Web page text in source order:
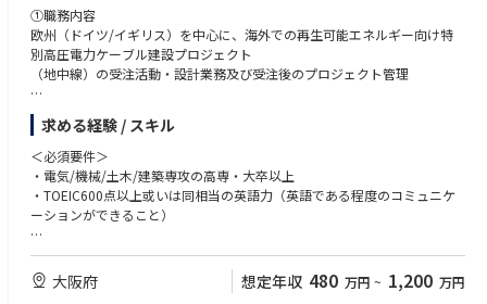
①これからの測量にいち早くかかわることができる
近年では、国土交通省が中心となって推進する i-Construction（建設現場
にICTを活用することで、生産性向上を目指す取り組み）の流れも広がっ
ています。
それらにいち早くかかわることで市場価値を高めることができます。
※i-Construction とは、ICT技術の導入により「建設現場の省人化」「工事
日数短縮」「建設業従事者の休日増加」を実現し、従来の建設業の3Kイメ
ージを払拭して、新たな３K（給与が良い、休暇がとれる、希望が持て
る）の事業環境を創出すること目指したプロジェクト
②トップシェア企業で経験を積むことができる
テラドローンでは測量ドローンを用いたレーザー測量の実施が日本全国で
3000件以上あり、ドローンレーザーではトップクラスのシェアを誇りま
す。
トップシェアの企業で最先端のドローン測量技術に関わることができま
①職務内容
欧州（ドイツ/イギリス）を中心に、海外での再生可能エネルギー向け特
別高圧電力ケーブル建設プロジェクト
（地中線）の受注活動・設計業務及び受注後のプロジェクト管理
②具体的にお任せする業務
・新規プロジェクト入札(見積・設計)対応、受注済みプロジェクトの設計
等(工事設計・社内外の関係者との調整・書類作成等)業務(主に国内勤務。
必要に応じて海外出張あり)
・海外現場でのプロジェクトマネージャ/技術員として、現場における客先
折衝・外注管理・品質管理・安全管理・労務管理等プロジェクト管理全般
(海外での長期出張・駐在)
求める経験 / スキル
＜必須要件＞
・電気/機械/土木/建築専攻の高専・大卒以上
・TOEIC600点以上或いは同相当の英語力（英語である程度のコミュニケ
ーションができること）
＜歓迎要件＞
・TOEIC730点以上或いは同相当の英語力を持つ方
・ドイツ語学習経験・ビジネス利用経験のある方
大阪府 想定年収 480 万円 ~ 1,200 万円